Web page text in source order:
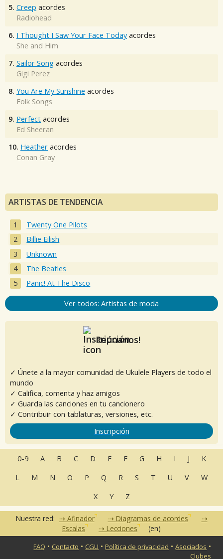
5. Creep acordes
Radiohead
6. I Thought I Saw Your Face Today acordes
She and Him
7. Sailor Song acordes
Gigi Perez
8. You Are My Sunshine acordes
Folk Songs
9. Perfect acordes
Ed Sheeran
10. Heather acordes
Conan Gray
ARTISTAS DE TENDENCIA
Twenty One Pilots
Billie Eilish
Unknown
The Beatles
Panic! At The Disco
Ver todos: Artistas de moda
Reúnanos!
✓ Únete a la mayor comunidad de Ukulele Players de todo el
mundo
✓ Califica, comenta y haz amigos
✓ Guarda las canciones en tu cancionero
✓ Contribuir con tablaturas, versiones, etc.
Inscripción
0-9 A B C D E F G H I J
K
L
M N O P Q R S T U V
W
X
Y Z
Nuestra red: Afinador
Diagramas de acordes
Escalas
Lecciones (en)
FAQ • Contacto • CGU •Política de privacidad •Asociados •
Clubes